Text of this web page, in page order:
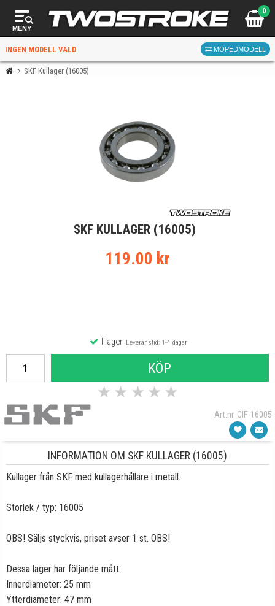
MENY
0
INGEN MODELL VALD MOPEDMODELL
När du valt kommer butiken visa delar för vald moped
SKF Kullager (16005)
SKF KULLAGER (16005)
119.00 kr
I lagerLeveranstid: 1-4 dagar
KÖP
★ ★ ★ ★ ★
Art.nr. CIF-16005
INFORMATION OM SKF KULLAGER (16005)
Kullager från SKF med kullagerhållare i metall.
Storlek / typ: 16005
OBS! Säljs styckvis, priset avser 1 st. OBS!
Dessa lager har följande mått:
Innerdiameter: 25 mm
Ytterdiameter: 47 mm